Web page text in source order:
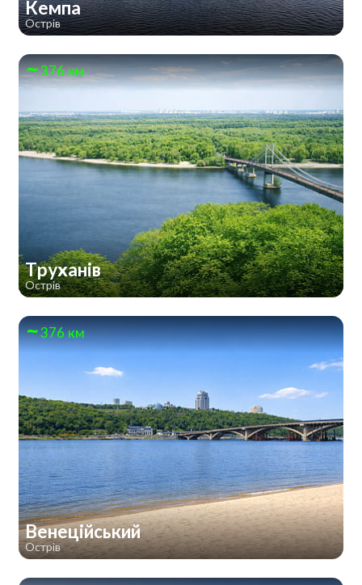
Кемпа
Острів
376 км
Труханів
Острів
376 км
Венеційський
Острів